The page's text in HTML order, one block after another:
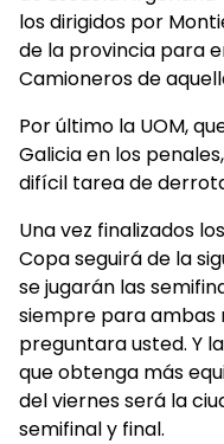
los dirigidos por
de la provincia para
Camioneros de
Por último la UOM,
Galicia en los
difícil tarea de
Una vez finalizados
Copa seguirá de la
se jugarán las
siempre para ambas
preguntara usted. Y
que obtenga más
del viernes será la
semifinal y final.